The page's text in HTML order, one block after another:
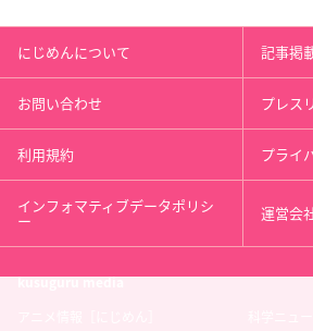
にじめんについて 記事掲
お問い合わせ プレス
利用規約 プライ
インフォマティブデータポリシ
ー 運営会